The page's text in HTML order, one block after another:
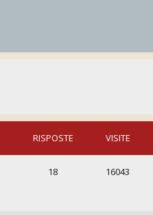
RISPOSTE VISITE
18 16043